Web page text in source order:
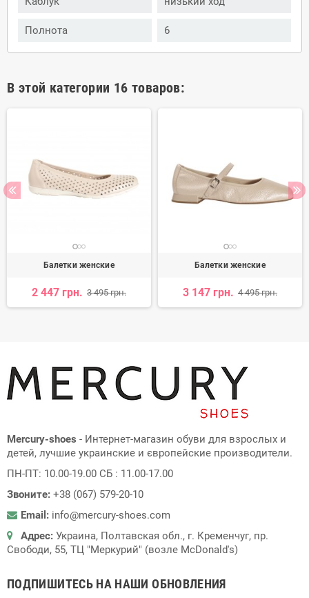
Полнота 6
В этой категории 16 товаров:
Балетки женские
2 447 грн. 3 495 грн.
Балетки женские
3 147 грн. 4 495 грн.
Mercury-shoes - Интернет-магазин обуви для взрослых и
детей, лучшие украинские и європейские производители.
ПН-ПТ: 10.00-19.00 СБ : 11.00-17.00
Звоните: +38 (067) 579-20-10
Email: info@mercury-shoes.com
Адрес: Украина, Полтавская обл., г. Кременчуг, пр.
Свободи, 55, ТЦ "Меркурий" (возле McDonald's)
ПОДПИШИТЕСЬ НА НАШИ ОБНОВЛЕНИЯ